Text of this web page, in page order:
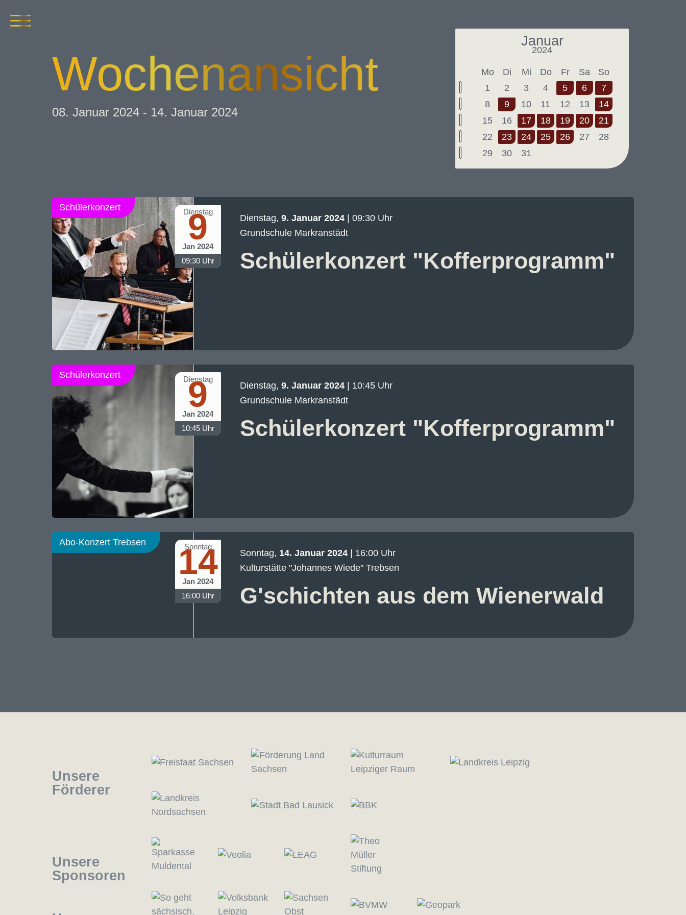
Wochen­ansicht
08. Januar 2024 - 14. Januar 2024
Januar
2024
Mo Di Mi Do Fr Sa
So
1
2 3 4 5 6
7
8
9 10 11 12 13
14
15
16 17 18 19 20
21
22
23 24 25 26 27
28
29
30 31
Schülerkonzert Dienstag
9
Jan 2024
09:30 Uhr
Dienstag, 9. Januar 2024| 09:30 Uhr
Grundschule Markranstädt
Schülerkonzert "Kofferprogramm"
Schülerkonzert Dienstag
9
Jan 2024
10:45 Uhr
Dienstag, 9. Januar 2024| 10:45 Uhr
Grundschule Markranstädt
Schülerkonzert "Kofferprogramm"
Abo-Konzert Trebsen Sonntag
14
Jan 2024
16:00 Uhr
Sonntag, 14. Januar 2024| 16:00 Uhr
Kulturstätte "Johannes Wiede" Trebsen
G'schichten aus dem Wienerwald
Unsere
Förderer
Unsere
Sponsoren